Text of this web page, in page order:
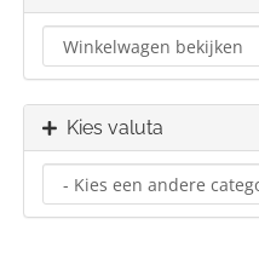
Kies valuta